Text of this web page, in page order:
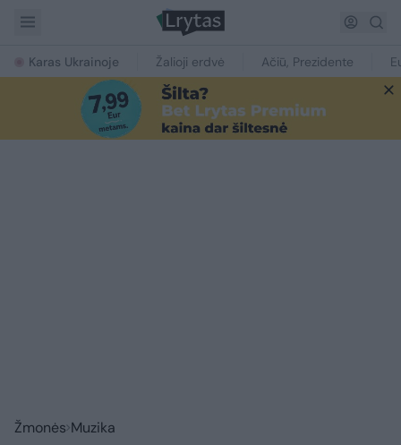
Karas Ukrainoje Žalioji erdvė Ačiū, Prezidente
Žmonės Muzika